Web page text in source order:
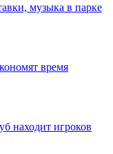
музыка в парке
время
находит игроков